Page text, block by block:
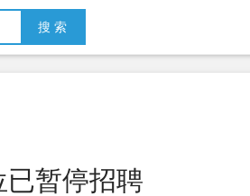
搜 索
已暂停招聘